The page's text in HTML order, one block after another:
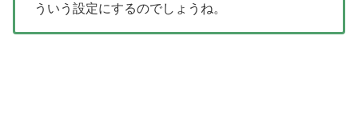
ういう設定にするのでしょうね。